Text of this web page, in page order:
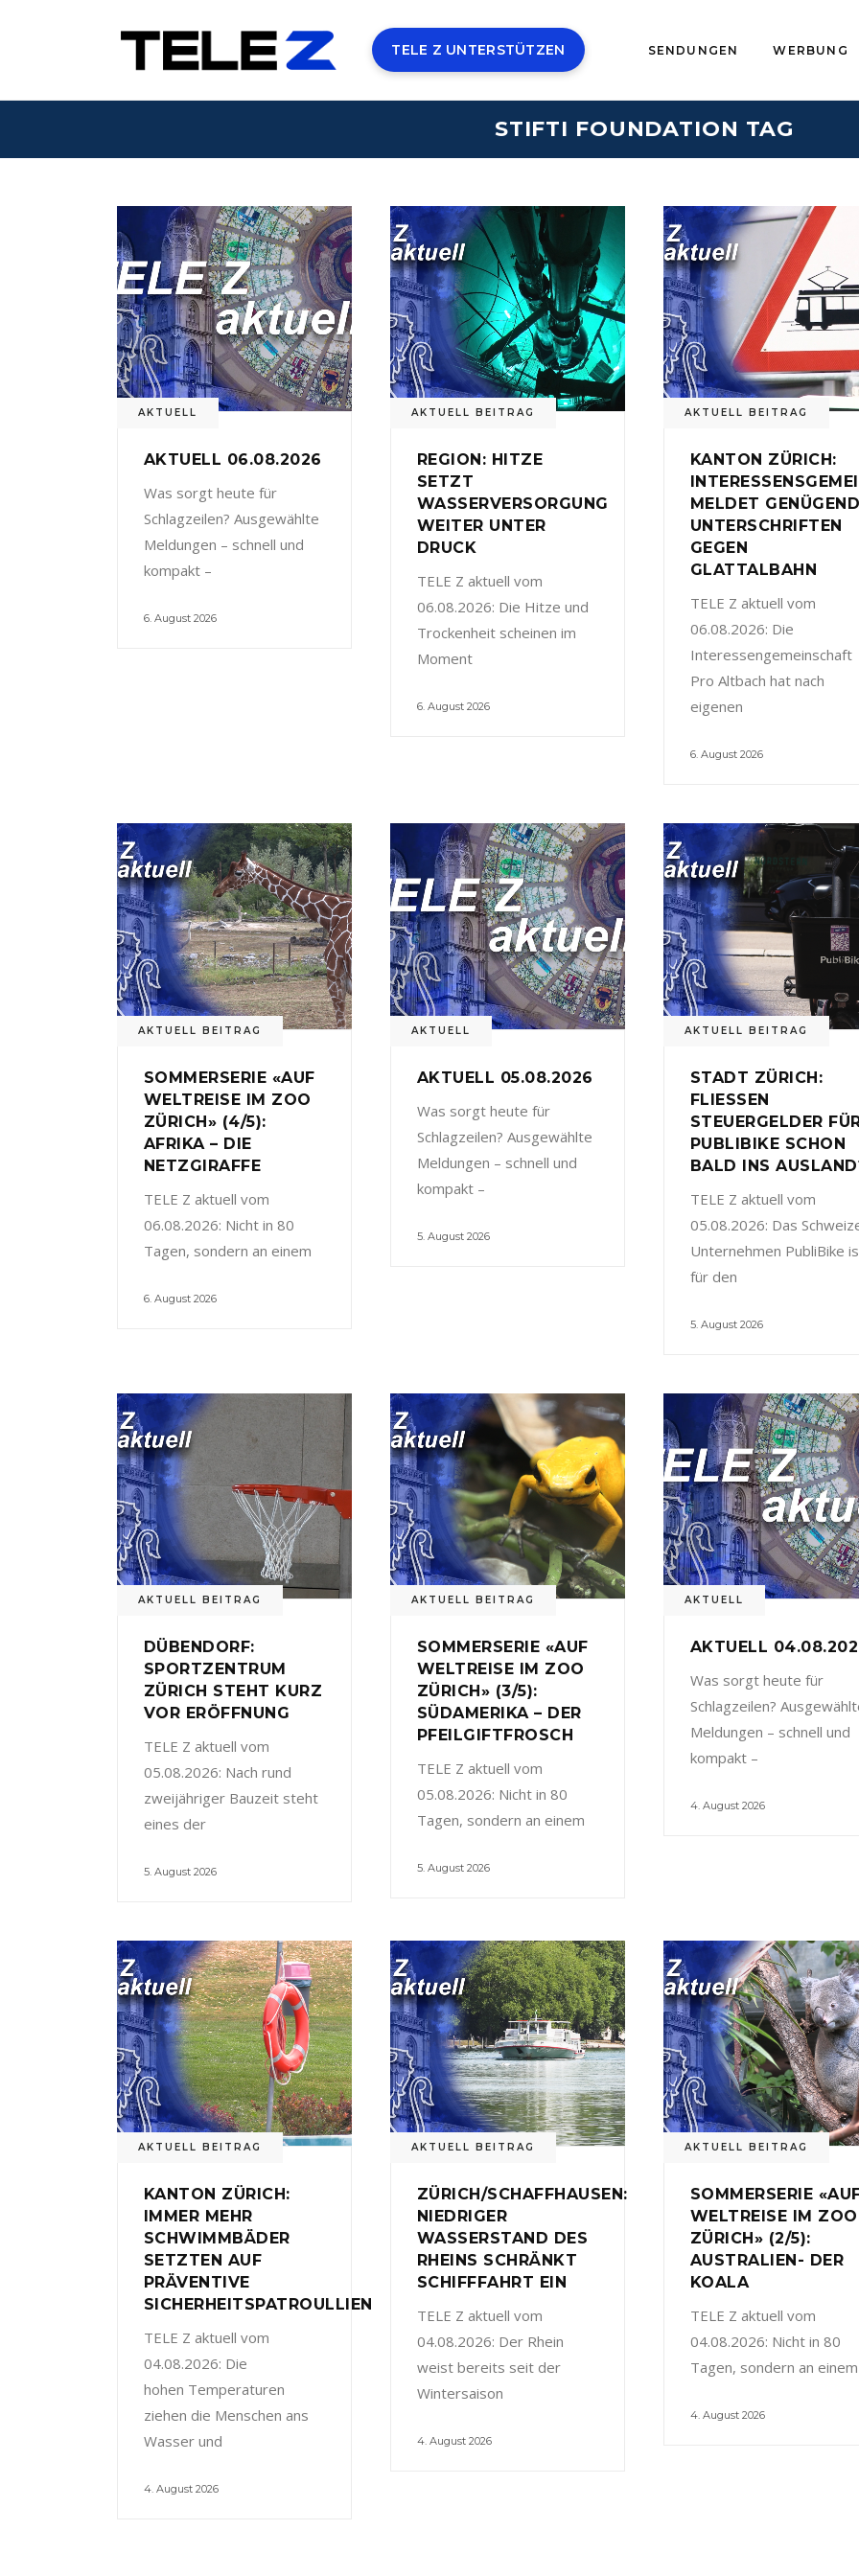
TELE Z UNTERSTÜTZEN SENDUNGEN WERBUNG
STIFTI FOUNDATION TAG
AKTUELL
AKTUELL 06.08.2026
Was sorgt heute für
Schlagzeilen? Ausgewählte
Meldungen – schnell und
kompakt –
6. August 2026
AKTUELL BEITRAG
REGION: HITZE
SETZT
WASSERVERSORGUNG
WEITER UNTER
DRUCK
TELE Z aktuell vom
06.08.2026: Die Hitze und
Trockenheit scheinen im
Moment
6. August 2026
AKTUELL BEITRAG
KANTON ZÜRICH:
MELDET
UNTERSCHRIFTEN
GEGEN
GLATTALBAHN
TELE Z aktuell vom
06.08.2026: Die
Interessengemeinschaft
Pro Altbach hat nach
eigenen
6. August 2026
AKTUELL BEITRAG
SOMMERSERIE «AUF
WELTREISE IM ZOO
ZÜRICH» (4/5):
AFRIKA – DIE
NETZGIRAFFE
TELE Z aktuell vom
06.08.2026: Nicht in 80
Tagen, sondern an einem
6. August 2026
AKTUELL
AKTUELL 05.08.2026
Was sorgt heute für
Schlagzeilen? Ausgewählte
Meldungen – schnell und
kompakt –
5. August 2026
AKTUELL BEITRAG
STADT ZÜRICH:
FLIESSEN
STEUERGELDER
PUBLIBIKE SCHON
BALD INS
TELE Z aktuell vom
05.08.2026: Das
Unternehmen PubliBike
für den
5. August 2026
AKTUELL BEITRAG
DÜBENDORF:
SPORTZENTRUM
ZÜRICH STEHT KURZ
VOR ERÖFFNUNG
TELE Z aktuell vom
05.08.2026: Nach rund
zweijähriger Bauzeit steht
eines der
5. August 2026
AKTUELL BEITRAG
SOMMERSERIE «AUF
WELTREISE IM ZOO
ZÜRICH» (3/5):
SÜDAMERIKA – DER
PFEILGIFTFROSCH
TELE Z aktuell vom
05.08.2026: Nicht in 80
Tagen, sondern an einem
5. August 2026
AKTUELL
AKTUELL
Was sorgt heute für
Schlagzeilen?
Meldungen – schnell und
kompakt –
4. August 2026
AKTUELL BEITRAG
KANTON ZÜRICH:
IMMER MEHR
SCHWIMMBÄDER
SETZTEN AUF
PRÄVENTIVE
SICHERHEITSPATROULLIEN
TELE Z aktuell vom
04.08.2026: Die
hohen Temperaturen
ziehen die Menschen ans
Wasser und
4. August 2026
AKTUELL BEITRAG
ZÜRICH/SCHAFFHAUSEN:
NIEDRIGER
WASSERSTAND DES
RHEINS SCHRÄNKT
SCHIFFFAHRT EIN
TELE Z aktuell vom
04.08.2026: Der Rhein
weist bereits seit der
Wintersaison
4. August 2026
AKTUELL BEITRAG
SOMMERSERIE
WELTREISE IM ZOO
ZÜRICH» (2/5):
AUSTRALIEN- DER
KOALA
TELE Z aktuell vom
04.08.2026: Nicht in 80
Tagen, sondern an einem
4. August 2026